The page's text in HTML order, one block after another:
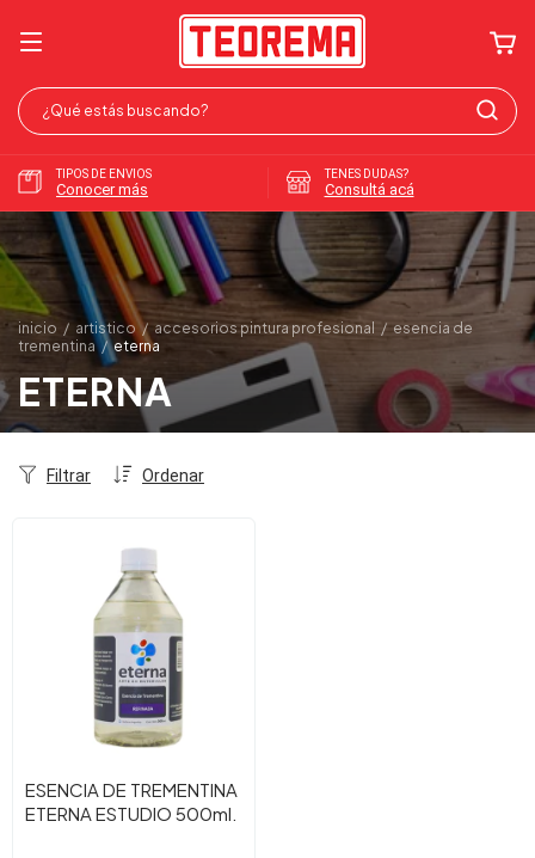
TIPOS DE ENVIOS
Conocer más
TENES DUDAS?
Consultá acá
inicio / artistico / accesorios pintura profesional / esencia de
trementina / eterna
ETERNA
Ordenar
Filtrar
ESENCIA DE TREMENTINA
ETERNA ESTUDIO 500ml.